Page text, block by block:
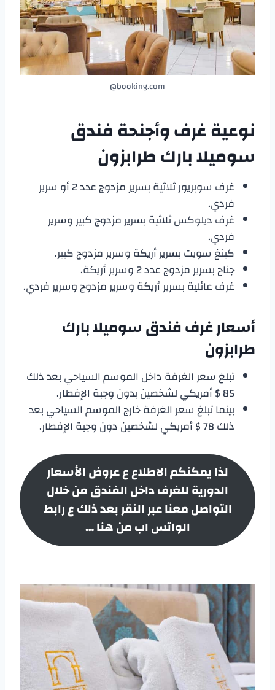
booking.com@
نوعية غرف وأجنحةفندق
سوميلا بارك طرابزون
غرف سوبريور ثلاثية بسرير مزدوج عدد 2 أو سرير
فردي.
غرف ديلوكس ثلاثية بسرير مزدوج كبير وسرير
فردي.
كينغ سويت بسرير أريكة وسرير مزدوج كبير.
جناح بسرير مزدوج عدد 2 وسرير أريكة.
غرف عائلية بسرير أريكة وسرير مزدوج وسرير فردي.
أسعار غرففندق سوميلا بارك
طرابزون
تبلغ سعر الغرفة داخل الموسم السياحي بعد ذلك
85 $ أمريكي لشخصين بدون وجبة الإفطار.
بينما تبلغ سعر الغرفة خارج الموسم السياحي بعد
ذلك 78 $ أمريكي لشخصين دون وجبة الإفطار.
لذا يمكنكم الاطلاع ع عروض الأسعار
الدورية للغرف داخل الفندق من خلال
التواصل معنا عبر النقر بعد ذلك ع رابط
الواتس اب من هنا …